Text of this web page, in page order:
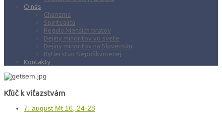
O nás
Charizma
Spiritualita
Regula Menších bratov
Dejiny minoritov vo svete
Dejiny minoritov na Slovensku
Rytierstvo Nepoškvrnenej
Kontakty
Kľúč k víťazstvám
7. august Mt 16, 24-28